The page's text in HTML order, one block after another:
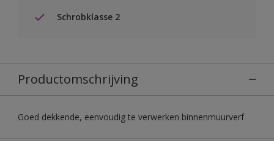
Schrobklasse 2
Productomschrijving
Goed dekkende, eenvoudig te verwerken binnenmuurverf